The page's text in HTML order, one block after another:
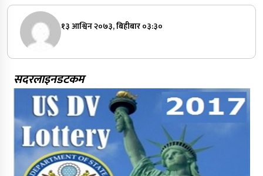
१३ आश्विन २०७३, बिहीबार ०३:३०
सदरलाइनडटकम